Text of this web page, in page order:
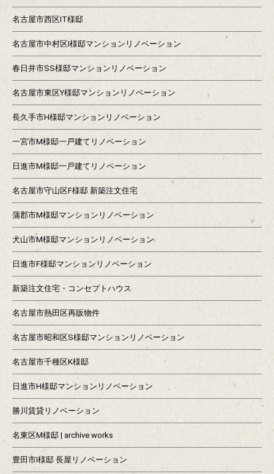
名古屋市西区IT様邸
名古屋市中村区I様邸マンションリノベーション
春日井市SS様邸マンションリノベーション
名古屋市東区Y様邸マンションリノベーション
長久手市H様邸マンションリノベーション
一宮市M様邸一戸建てリノベーション
日進市M様邸一戸建てリノベーション
名古屋市守山区F様邸 新築注文住宅
蒲郡市M様邸マンションリノベーション
犬山市M様邸マンションリノベーション
日進市F様邸マンションリノベーション
新築注文住宅・コンセプトハウス
名古屋市熱田区再販物件
名古屋市昭和区S様邸マンションリノベーション
名古屋市千種区K様邸
日進市H様邸マンションリノベーション
勝川賃貸リノベーション
名東区M様邸 | archive works
豊田市I様邸 長屋リノベーション